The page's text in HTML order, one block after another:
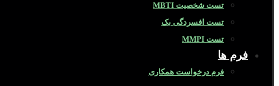
تست شخصیت MBTI
تست افسردگی بک
تست MMPI
فرم ها
فرم درخواست همکاری